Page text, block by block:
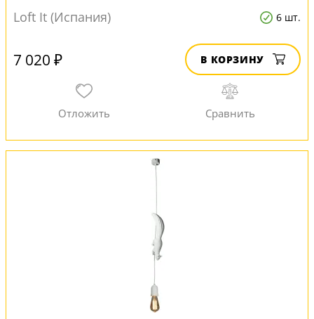
Loft It (Испания) 6 шт.
7 020 ₽ В КОРЗИНУ